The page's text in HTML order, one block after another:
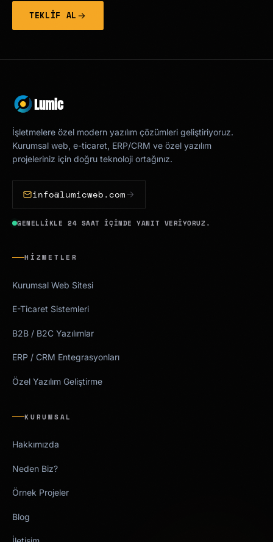
TEKLIF AL
Lumic
İşletmelere özel modern yazılım çözümleri geliştiriyoruz.
Kurumsal web, e-ticaret, ERP/CRM ve özel yazılım
projeleriniz için doğru teknoloji ortağınız.
info@lumicweb.com
GENELLIKLE 24 SAAT IÇINDE YANIT VERIYORUZ.
HIZMETLER
Kurumsal Web Sitesi
E-Ticaret Sistemleri
B2B / B2C Yazılımlar
ERP / CRM Entegrasyonları
Özel Yazılım Geliştirme
KURUMSAL
Hakkımızda
Neden Biz?
Örnek Projeler
Blog